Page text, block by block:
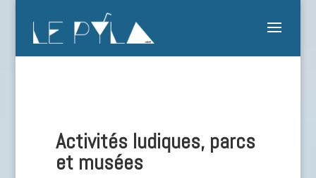
Activités ludiques, parcs
et musées